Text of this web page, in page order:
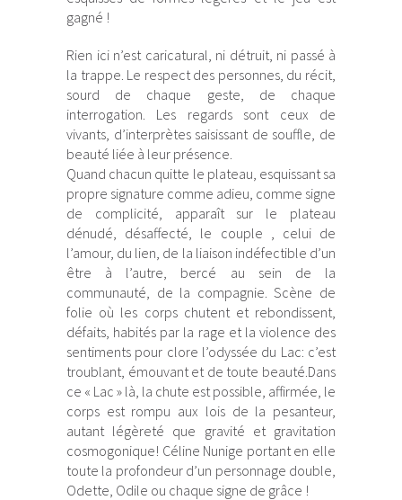
gagné !
Rien ici n’est caricatural, ni détruit, ni passé à
la trappe. Le respect des personnes, du récit,
sourd de chaque geste, de chaque
interrogation. Les regards sont ceux de
vivants, d’interprètes saisissant de souffle, de
beauté liée à leur présence.
Quand chacun quitte le plateau, esquissant sa
propre signature comme adieu, comme signe
de complicité, apparaît sur le plateau
dénudé, désaffecté, le couple , celui de
l’amour, du lien, de la liaison indéfectible d’un
être à l’autre, bercé au sein de la
communauté, de la compagnie. Scène de
folie où les corps chutent et rebondissent,
défaits, habités par la rage et la violence des
sentiments pour clore l’odyssée du Lac: c’est
troublant, émouvant et de toute beauté.Dans
ce « Lac » là, la chute est possible, affirmée, le
corps est rompu aux lois de la pesanteur,
autant légèreté que gravité et gravitation
cosmogonique! Céline Nunige portant en elle
toute la profondeur d’un personnage double,
Odette, Odile ou chaque signe de grâce !